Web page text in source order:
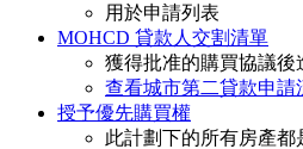
用於申請列表
MOHCD 貸款人交割清單
獲得批准的購買協議後
查看城市第二貸款申請
授予優先購買權
此計劃下的所有房產都